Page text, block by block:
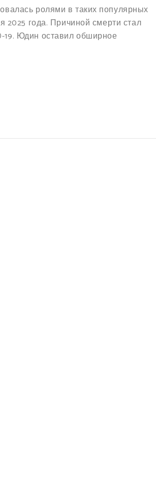
ролями в таких популярных
2025 года. Причиной смерти стал
19. Юдин оставил обширное